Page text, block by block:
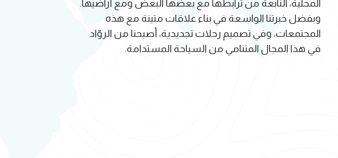
المحلية، النابعة من ترابطها مع بعضها البعض ومع أراضيها.
وبفضل خبرتنا الواسعة في بناء علاقات متينة مع هذه
المجتمعات، وفي تصميم رحلات تجديدية، أصبحنا من الروّاد
في هذا المجال المتنامي من السياحة المستدامة.